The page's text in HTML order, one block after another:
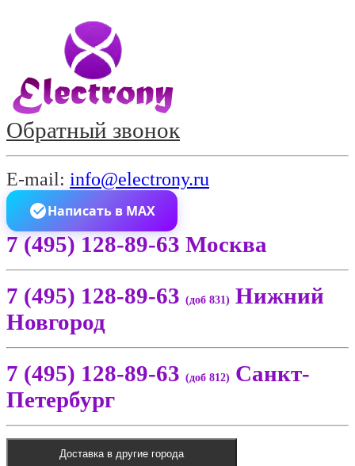
Обратный звонок
E-mail: info@electrony.ru
Написать в MAX
7 (495) 128-89-63 Москва
7 (495) 128-89-63 (доб 831) Нижний
Новгород
7 (495) 128-89-63 (доб 812) Санкт-
Петербург
Доставка в другие города